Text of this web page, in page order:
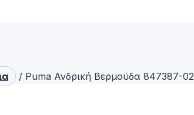
/ Puma Ανδρική Βερμούδα 847387-02